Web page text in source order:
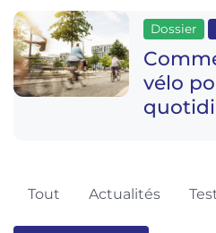
Dossier
vélo
Tout Actualités